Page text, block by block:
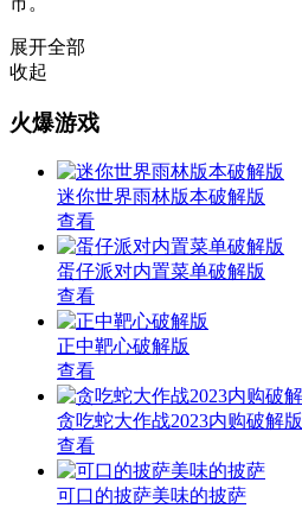
展开全部
收起
火爆游戏
迷你世界雨林版本破解版
查看
蛋仔派对内置菜单破解版
查看
正中靶心破解版
查看
贪吃蛇大作战2023内购破解版
查看
可口的披萨美味的披萨